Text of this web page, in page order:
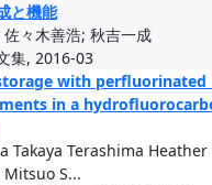
と機能
佐々木善浩; 秋吉一成
集, 2016-03
with perfluorinated
in a
Takaya Terashima Heather
S...